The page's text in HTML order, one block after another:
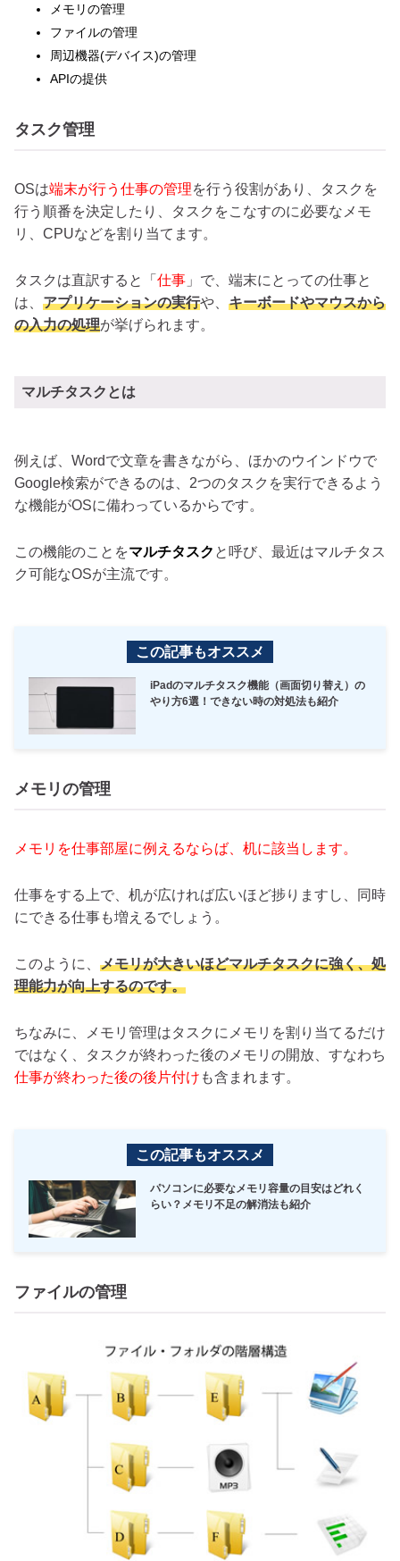
メモリの管理
ファイルの管理
周辺機器(デバイス)の管理
APIの提供
タスク管理
OSは端末が行う仕事の管理を行う役割があり、タスクを
行う順番を決定したり、タスクをこなすのに必要なメモ
リ、CPUなどを割り当てます。
タスクは直訳すると「 仕事 」で、端末にとっての仕事と
は、 アプリケーションの実行や、 キーボードやマウスから
の入力の処理が挙げられます。
マルチタスクとは
例えば、Wordで文章を書きながら、ほかのウインドウで
Google検索ができるのは、2つのタスクを実行できるよう
な機能がOSに備わっているからです。
この機能のことをマルチタスク と呼び、最近はマルチタス
ク可能なOSが主流です。
この記事もオススメ
iPadのマルチタスク機能（画面切り替え）の
やり方6選！できない時の対処法も紹介
メモリの管理
メモリを仕事部屋に例えるならば、机に該当します。
仕事をする上で、机が広ければ広いほど捗りますし、同時
にできる仕事も増えるでしょう。
このように、 メモリが大きいほどマルチタスクに強く、処
理能力が向上するのです。
ちなみに、メモリ管理はタスクにメモリを割り当てるだけ
ではなく、タスクが終わった後のメモリの開放、すなわち
仕事が終わった後の後片付け も含まれます。
この記事もオススメ
パソコンに必要なメモリ容量の目安はどれく
らい？メモリ不足の解消法も紹介
ファイルの管理